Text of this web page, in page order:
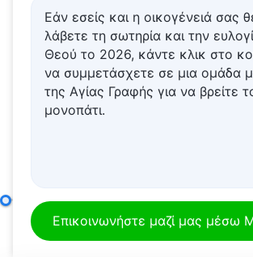
Εάν εσείς και η οικογένειά σας
λάβετε τη σωτηρία και την
Θεού το 2026, κάντε κλικ στο
να συμμετάσχετε σε μια ομάδα
της Αγίας Γραφής για να βρείτε
μονοπάτι.
Επικοινωνήστε μαζί μας μέσω